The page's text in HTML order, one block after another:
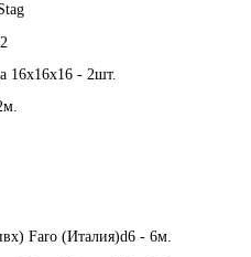
16х16х16 - 2шт.
Faro (Италия)d6 - 6м.